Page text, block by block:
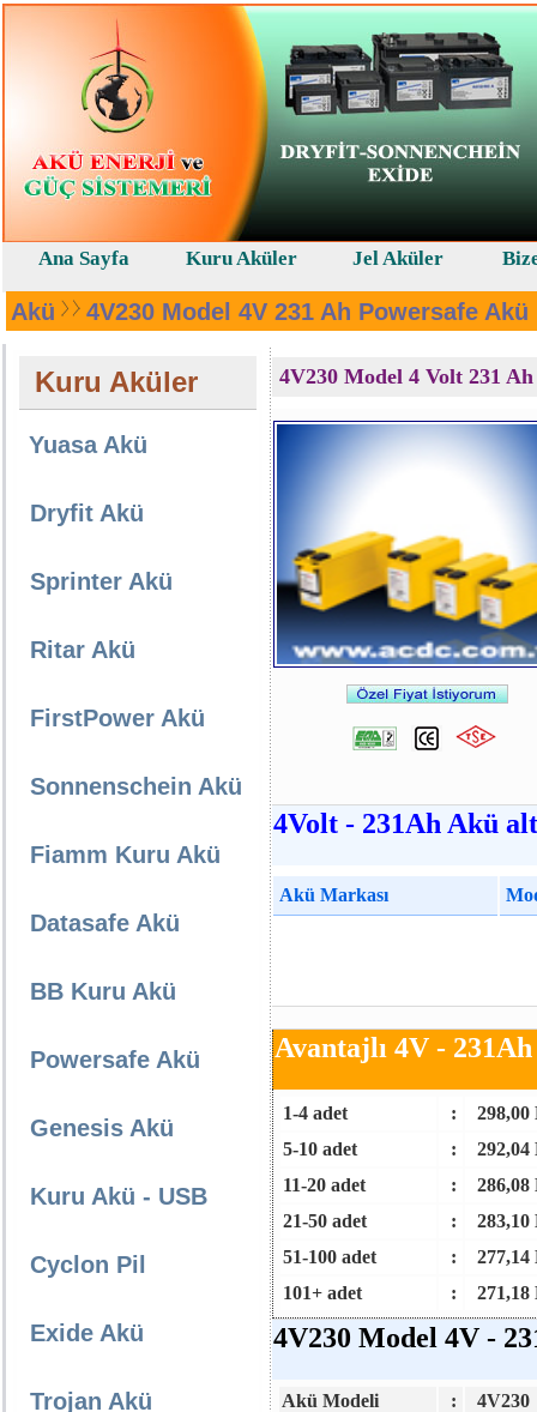
Akü 4V230 Model 4V 231 Ah Powersafe Akü
Kuru Aküler
Yuasa Akü
Dryfit Akü
Sprinter Akü
Ritar Akü
FirstPower Akü
Sonnenschein Akü
Fiamm Kuru Akü
Datasafe Akü
BB Kuru Akü
Powersafe Akü
Genesis Akü
Kuru Akü - USB
Cyclon Pil
Exide Akü
Trojan Akü
4V230 Model 4 Volt 231
4Volt - 231Ah Akü
Akü Markası
Avantajlı 4V -
1-4 adet :
5-10 adet
:
11-20 adet
:
21-50 adet
:
51-100 adet
:
101+ adet
:
4V230 Model 4V -
Akü Modeli :
4V230
Ana Sayfa Kuru Aküler Jel Aküler